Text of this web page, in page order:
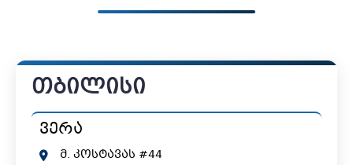
თბილისი
ვერა
მ. კოსტავას #44